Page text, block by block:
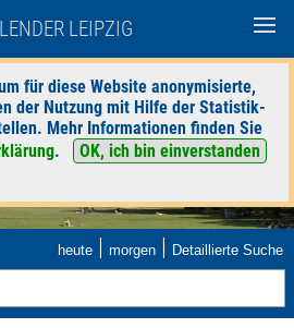
LEIPZIG
für diese Website anonymisierte,
der Nutzung mit Hilfe der Statistik-
Mehr Informationen finden Sie
.
OK, ich bin einverstanden
heute | morgen | Detaillierte Suche